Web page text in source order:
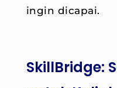
ingin dicapai.
SkillBridge: